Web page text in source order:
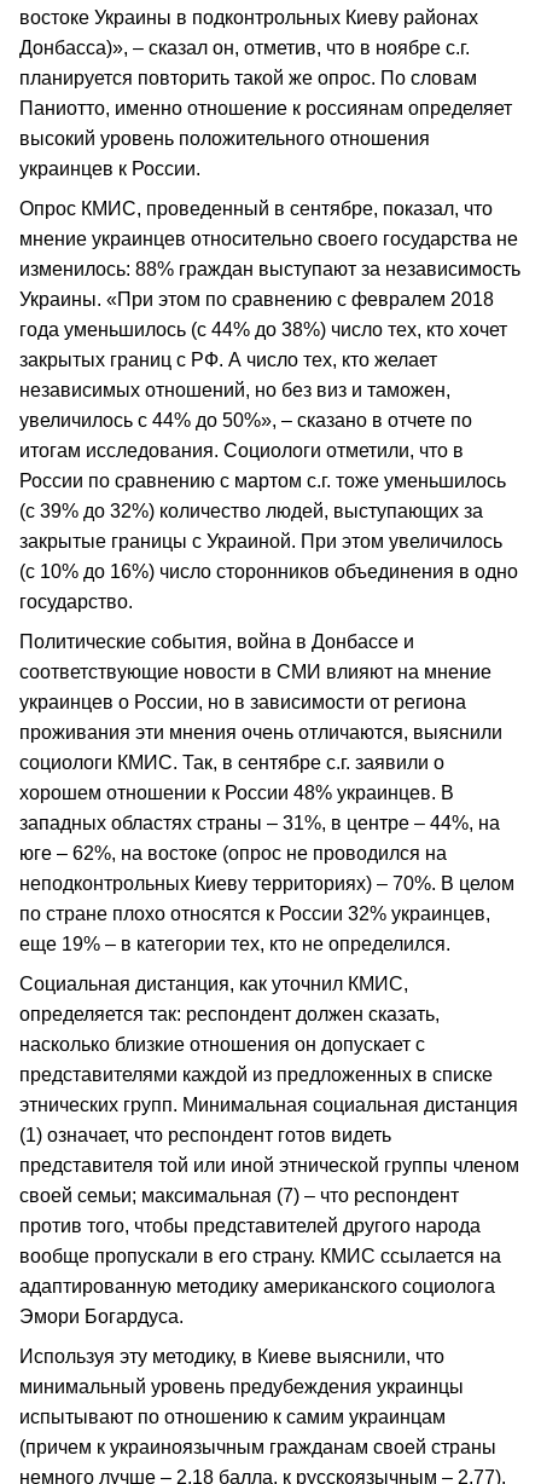
востоке Украины в подконтрольных Киеву районах
Донбасса)», – сказал он, отметив, что в ноябре с.г.
планируется повторить такой же опрос. По словам
Паниотто, именно отношение к россиянам определяет
высокий уровень положительного отношения
украинцев к России.
Опрос КМИС, проведенный в сентябре, показал, что
мнение украинцев относительно своего государства не
изменилось: 88% граждан выступают за независимость
Украины. «При этом по сравнению с февралем 2018
года уменьшилось (с 44% до 38%) число тех, кто хочет
закрытых границ с РФ. А число тех, кто желает
независимых отношений, но без виз и таможен,
увеличилось с 44% до 50%», – сказано в отчете по
итогам исследования. Социологи отметили, что в
России по сравнению с мартом с.г. тоже уменьшилось
(с 39% до 32%) количество людей, выступающих за
закрытые границы с Украиной. При этом увеличилось
(с 10% до 16%) число сторонников объединения в одно
государство.
Политические события, война в Донбассе и
соответствующие новости в СМИ влияют на мнение
украинцев о России, но в зависимости от региона
проживания эти мнения очень отличаются, выяснили
социологи КМИС. Так, в сентябре с.г. заявили о
хорошем отношении к России 48% украинцев. В
западных областях страны – 31%, в центре – 44%, на
юге – 62%, на востоке (опрос не проводился на
неподконтрольных Киеву территориях) – 70%. В целом
по стране плохо относятся к России 32% украинцев,
еще 19% – в категории тех, кто не определился.
Социальная дистанция, как уточнил КМИС,
определяется так: респондент должен сказать,
насколько близкие отношения он допускает с
представителями каждой из предложенных в списке
этнических групп. Минимальная социальная дистанция
(1) означает, что респондент готов видеть
представителя той или иной этнической группы членом
своей семьи; максимальная (7) – что респондент
против того, чтобы представителей другого народа
вообще пропускали в его страну. КМИС ссылается на
адаптированную методику американского социолога
Эмори Богардуса.
Используя эту методику, в Киеве выяснили, что
минимальный уровень предубеждения украинцы
испытывают по отношению к самим украинцам
(причем к украиноязычным гражданам своей страны
немного лучше – 2,18 балла, к русскоязычным – 2,77).